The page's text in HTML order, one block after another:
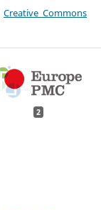
Creative Commons
2